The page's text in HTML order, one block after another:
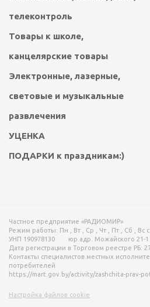
телеконтроль
Товары к школе,
канцелярские товары
Электронные, лазерные,
световые и музыкальные
развлечения
УЦЕНКА
ПОДАРКИ к праздникам:)
Частное предприятие «РАДИОМИР»
Режим работы: Пн , Вт , Ср , Чт , Пт , Сб , Вс
УНП 190978130
юр.адр. Можайского
Дата регистрации в Торговом реестре РБ:
Контакты специалистов местных
потребителей
https://mart.gov.by/activity/zashchita-prav-
Настройка файлов cookie